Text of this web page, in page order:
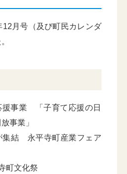
12月号（及び町民カレンダ
援事業 「子育て応援の日
事業」
集結 永平寺町産業フェア
町文化祭